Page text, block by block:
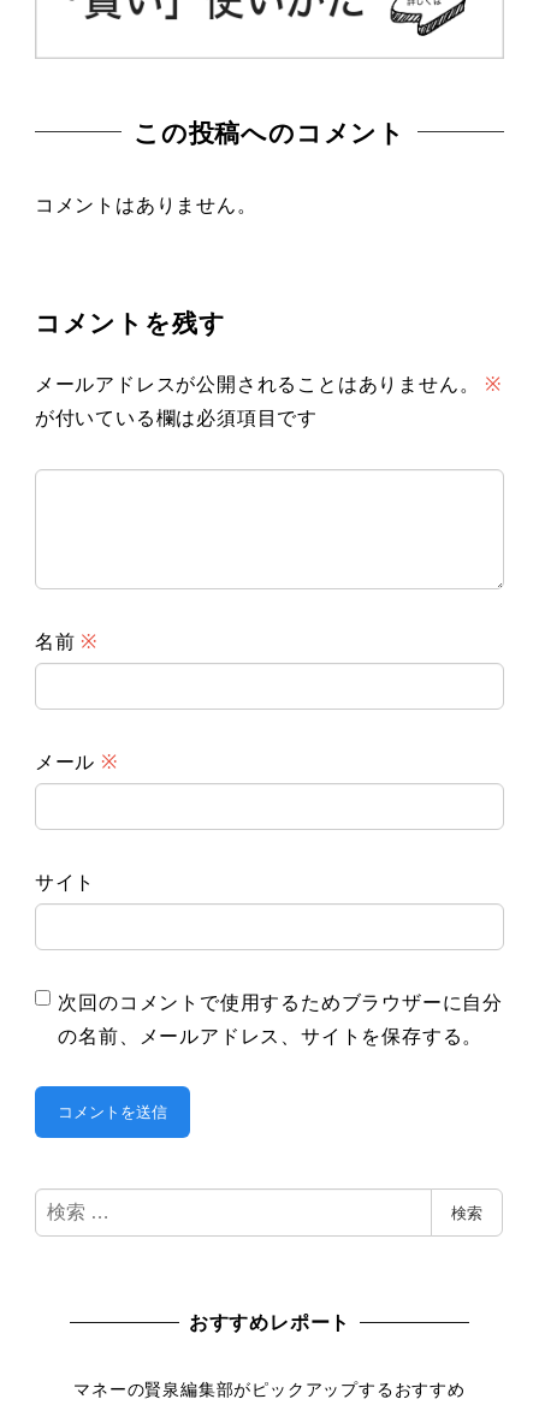
この投稿へのコメント
コメントはありません。
コメントを残す
メールアドレスが公開されることはありません。
※
が付いている欄は必須項目です
名前 ※
メール ※
サイト
次回のコメントで使用するためブラウザーに自分
の名前、メールアドレス、サイトを保存する。
検
索
検索
おすすめレポート
マネーの賢泉編集部がピックアップするおすすめ